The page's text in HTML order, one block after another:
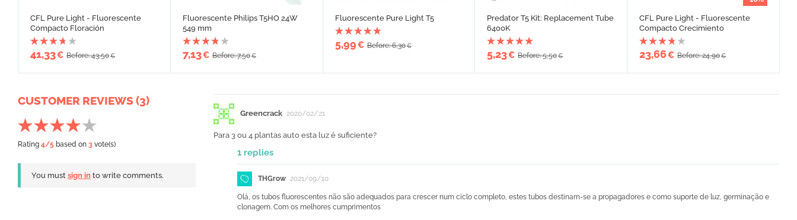
CFL Pure Light - Fluorescente
Compacto Floración
41,33€ Before: 43,50€
Fluorescente Philips T5HO 24W
549 mm
7,13€ Before: 7,50€
Fluorescente Pure Light T5
5,99€ Before: 6,30€
Predator T5 Kit: Replacement Tube
6400K
5,23€ Before: 5,50€
CFL Pure Light - Fluorescente
Compacto Crecimiento
23,66€ Before: 24,90€
CUSTOMER REVIEWS (3)
Rating 4/5 based on 3 vote(s)
You must sign in to write comments.
Greencrack 2020/02/21
Para 3 ou 4 plantas auto esta luz é suficiente?
1 replies
THGrow 2021/09/10
Olá, os tubos fluorescentes não são adequados para crescer num ciclo completo, estes tubos destinam-se a propagadores e como suporte de luz, germinação e
clonagem. Com os melhores cumprimentos